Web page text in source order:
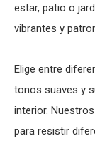
estar, patio o
vibrantes y
Elige entre
tonos suaves y
interior.
para resistir